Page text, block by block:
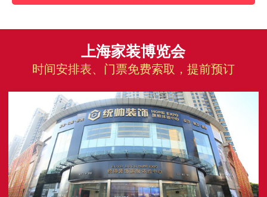
上海家装博览会
时间安排表、门票免费索取，提前预订